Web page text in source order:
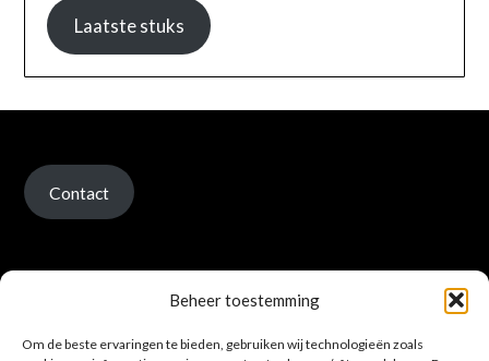
Beheer toestemming
Om de beste ervaringen te bieden, gebruiken wij technologieën zoals
Laatste stuks
Contact
Verzenden en retour